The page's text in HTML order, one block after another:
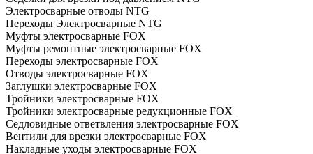
Электросварные отводы NTG
Переходы Электросварные NTG
Муфты электросварные FOX
Муфты ремонтные электросварные FOX
Переходы электросварные FOX
Отводы электросварные FOX
Заглушки электросварные FOX
Тройники электросварные FOX
Тройники электросварные редукционные FOX
Седловидные ответвления электросварные FOX
Вентили для врезки электросварные FOX
Накладные уходы электросварные FOX